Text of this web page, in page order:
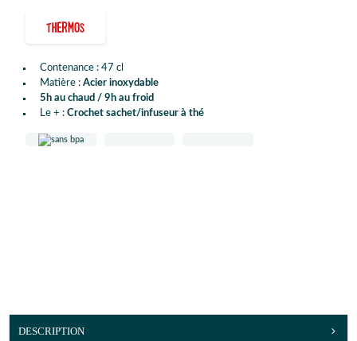
Contenance : 47 cl
Matière : Acier inoxydable
5h au chaud / 9h au froid
Le + : Crochet sachet/infuseur à thé
DESCRIPTION